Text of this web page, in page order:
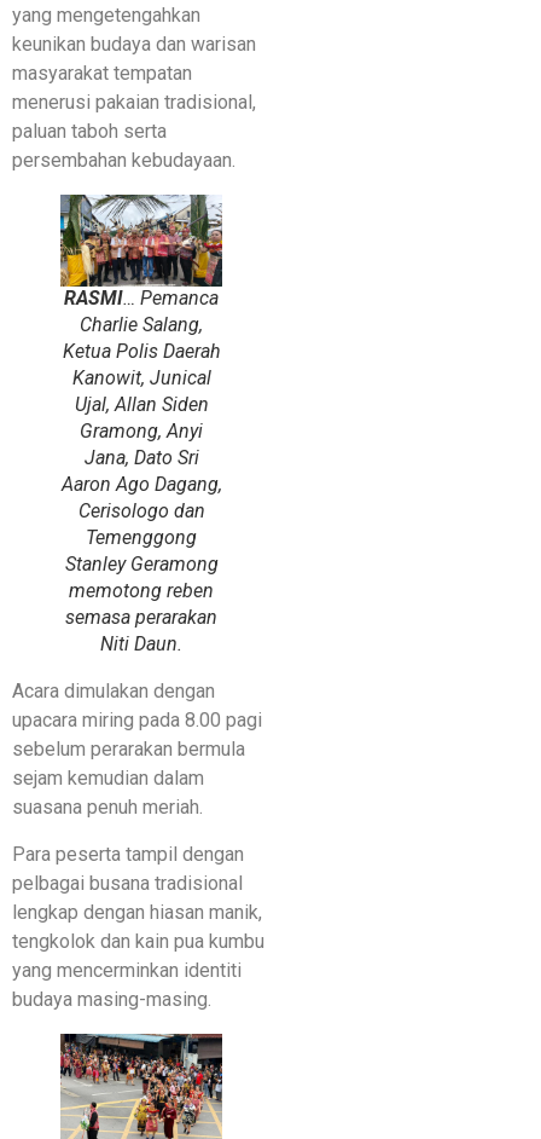
yang mengetengahkan
keunikan budaya dan warisan
masyarakat tempatan
menerusi pakaian tradisional,
paluan taboh serta
persembahan kebudayaan.
RASMI… Pemanca
Charlie Salang,
Ketua Polis Daerah
Kanowit, Junical
Ujal, Allan Siden
Gramong, Anyi
Jana, Dato Sri
Aaron Ago Dagang,
Cerisologo dan
Temenggong
Stanley Geramong
memotong reben
semasa perarakan
Niti Daun.
Acara dimulakan dengan
upacara miring pada 8.00 pagi
sebelum perarakan bermula
sejam kemudian dalam
suasana penuh meriah.
Para peserta tampil dengan
pelbagai busana tradisional
lengkap dengan hiasan manik,
tengkolok dan kain pua kumbu
yang mencerminkan identiti
budaya masing-masing.